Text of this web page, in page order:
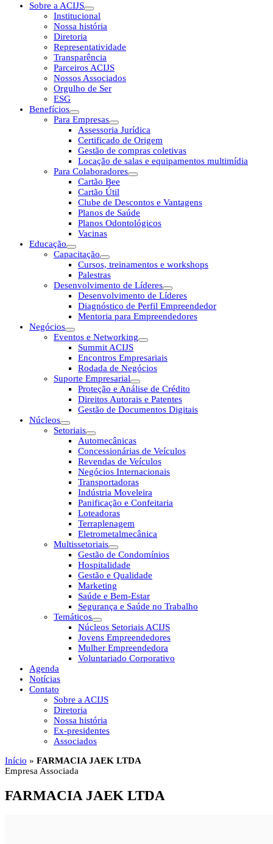
Sobre a ACIJS
Institucional
Nossa história
Diretoria
Representatividade
Transparência
Parceiros ACIJS
Nossos Associados
Orgulho de Ser
ESG
Benefícios
Para Empresas
Assessoria Jurídica
Certificado de Origem
Gestão de compras coletivas
Locação de salas e equipamentos multimídia
Para Colaboradores
Cartão Bee
Cartão Útil
Clube de Descontos e Vantagens
Planos de Saúde
Planos Odontológicos
Vacinas
Educação
Capacitação
Cursos, treinamentos e workshops
Palestras
Desenvolvimento de Líderes
Desenvolvimento de Líderes
Diagnóstico de Perfil Empreendedor
Mentoria para Empreendedores
Negócios
Eventos e Networking
Summit ACIJS
Encontros Empresariais
Rodada de Negócios
Suporte Empresarial
Proteção e Análise de Crédito
Direitos Autorais e Patentes
Gestão de Documentos Digitais
Núcleos
Setoriais
Automecânicas
Concessionárias de Veículos
Revendas de Veículos
Negócios Internacionais
Transportadoras
Indústria Moveleira
Panificação e Confeitaria
Loteadoras
Terraplenagem
Eletrometalmecânica
Multissetoriais
Gestão de Condomínios
Hospitalidade
Gestão e Qualidade
Marketing
Saúde e Bem-Estar
Segurança e Saúde no Trabalho
Temáticos
Núcleos Setoriais ACIJS
Jovens Empreendedores
Mulher Empreendedora
Voluntariado Corporativo
Agenda
Notícias
Contato
Sobre a ACIJS
Diretoria
Nossa história
Ex-presidentes
Associados
Início » FARMACIA JAEK LTDA
Empresa Associada
FARMACIA JAEK LTDA